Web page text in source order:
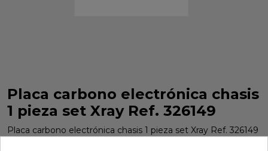
Placa carbono electrónica chasis
1 pieza set Xray Ref. 326149
Placa carbono electrónica chasis 1 pieza set Xray Ref. 326149